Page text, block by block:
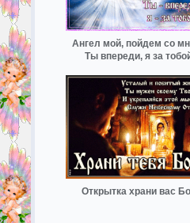
Ангел мой, пойдем со
Ты впереди, я за
Открытка храни вас